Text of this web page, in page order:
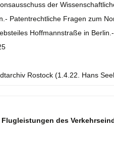
der
Patentrechtliche Fragen zum
Hoffmannstraße in
Rostock (1.4.22. Hans
des